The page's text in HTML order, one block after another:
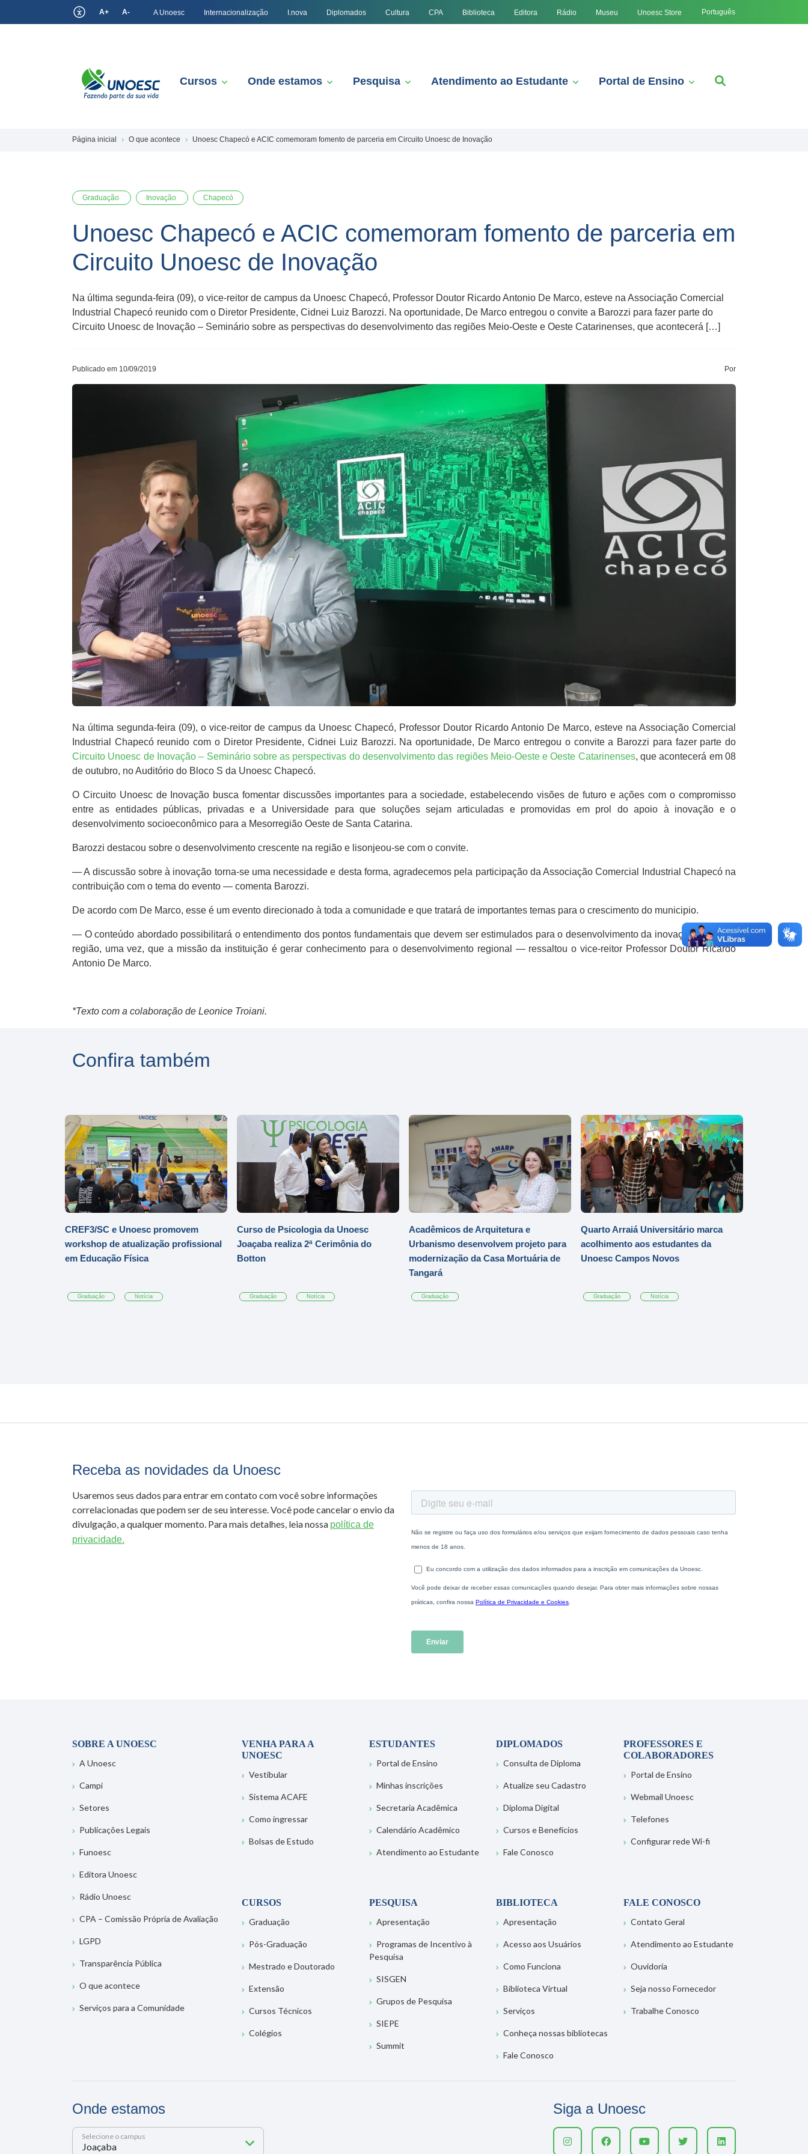
A+ A- A Unoesc Internacionalização I.nova Diplomados Cultura CPA Biblioteca Editora Rádio Museu Unoesc Store Português
Cursos Onde estamos Pesquisa Atendimento ao Estudante Portal de Ensino
Página inicial O que acontece Unoesc Chapecó e ACIC comemoram fomento de parceria em Circuito Unoesc de Inovação
Graduação Inovação Chapecó
Unoesc Chapecó e ACIC comemoram fomento de parceria em
Circuito Unoesc de Inovação
Na última segunda-feira (09), o vice-reitor de campus da Unoesc Chapecó, Professor Doutor Ricardo Antonio De Marco, esteve na Associação Comercial
Industrial Chapecó reunido com o Diretor Presidente, Cidnei Luiz Barozzi. Na oportunidade, De Marco entregou o convite a Barozzi para fazer parte do
Circuito Unoesc de Inovação – Seminário sobre as perspectivas do desenvolvimento das regiões Meio-Oeste e Oeste Catarinenses, que acontecerá […]
Publicado em 10/09/2019 Por
Na última segunda-feira (09), o vice-reitor de campus da Unoesc Chapecó, Professor Doutor Ricardo Antonio De Marco, esteve na Associação Comercial
Industrial Chapecó reunido com o Diretor Presidente, Cidnei Luiz Barozzi. Na oportunidade, De Marco entregou o convite a Barozzi para fazer parte do
Circuito Unoesc de Inovação – Seminário sobre as perspectivas do desenvolvimento das regiões Meio-Oeste e Oeste Catarinenses, que acontecerá em 08
de outubro, no Auditório do Bloco S da Unoesc Chapecó.
O Circuito Unoesc de Inovação busca fomentar discussões importantes para a sociedade, estabelecendo visões de futuro e ações com o compromisso
entre as entidades públicas, privadas e a Universidade para que soluções sejam articuladas e promovidas em prol do apoio à inovação e o
desenvolvimento socioeconômico para a Mesorregião Oeste de Santa Catarina.
Barozzi destacou sobre o desenvolvimento crescente na região e lisonjeou-se com o convite.
— A discussão sobre à inovação torna-se uma necessidade e desta forma, agradecemos pela participação da Associação Comercial Industrial Chapecó na
contribuição com o tema do evento — comenta Barozzi.
De acordo com De Marco, esse é um evento direcionado à toda a comunidade e que tratará de importantes temas para o crescimento do municipio.
— O conteúdo abordado possibilitará o entendimento dos pontos fundamentais que devem ser estimulados para o desenvolvimento da inovação na nossa
região, uma vez, que a missão da instituição é gerar conhecimento para o desenvolvimento regional — ressaltou o vice-reitor Professor Doutor Ricardo
Antonio De Marco.
*Texto com a colaboração de Leonice Troiani.
Confira também
CREF3/SC e Unoesc promovem
workshop de atualização profissional
em Educação Física
Graduação Notícia
Curso de Psicologia da Unoesc
Joaçaba realiza 2ª Cerimônia do
Botton
Graduação Notícia
Acadêmicos de Arquitetura e
Urbanismo desenvolvem projeto para
modernização da Casa Mortuária de
Tangará
Graduação
Quarto Arraiá Universitário marca
acolhimento aos estudantes da
Unoesc Campos Novos
Graduação Notícia
Receba as novidades da Unoesc
Usaremos seus dados para entrar em contato com você sobre informações
correlacionadas que podem ser de seu interesse. Você pode cancelar o envio da
divulgação, a qualquer momento. Para mais detalhes, leia nossa política de
privacidade.
SOBRE A UNOESC
A Unoesc
Campi
Setores
Publicações Legais
Funoesc
Editora Unoesc
Rádio Unoesc
CPA – Comissão Própria de Avaliação
LGPD
Transparência Pública
O que acontece
Serviços para a Comunidade
VENHA PARA A
UNOESC
Vestibular
Sistema ACAFE
Como ingressar
Bolsas de Estudo
ESTUDANTES
Portal de Ensino
Minhas inscrições
Secretaria Acadêmica
Calendário Acadêmico
Atendimento ao Estudante
DIPLOMADOS
Consulta de Diploma
Atualize seu Cadastro
Diploma Digital
Cursos e Benefícios
Fale Conosco
PROFESSORES E
COLABORADORES
Portal de Ensino
Webmail Unoesc
Telefones
Configurar rede Wi-fi
CURSOS
Graduação
Pós-Graduação
Mestrado e Doutorado
Extensão
Cursos Técnicos
Colégios
PESQUISA
Apresentação
Programas de Incentivo à
Pesquisa
SISGEN
Grupos de Pesquisa
SIEPE
Summit
BIBLIOTECA
Apresentação
Acesso aos Usuários
Como Funciona
Biblioteca Virtual
Serviços
Conheça nossas bibliotecas
Fale Conosco
FALE CONOSCO
Contato Geral
Atendimento ao Estudante
Ouvidoria
Seja nosso Fornecedor
Trabalhe Conosco
Onde estamos
Selecione o campus
Siga a Unoesc